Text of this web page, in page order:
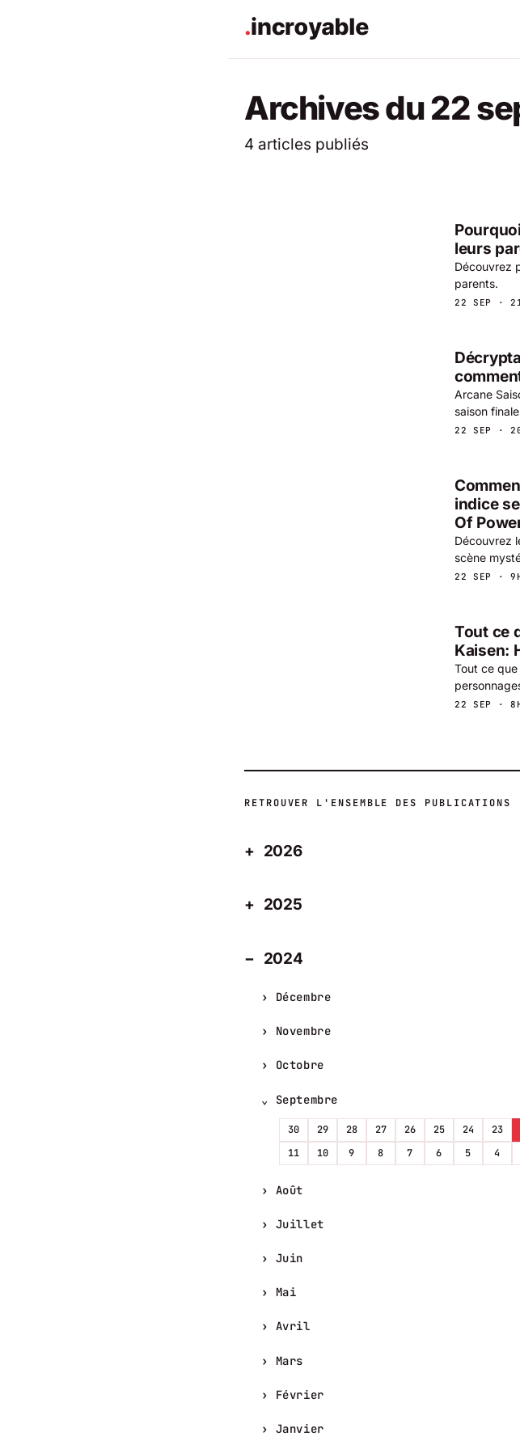
Archives du 22
4 articles publiés
leurs
Découvrez
parents.
22 SEP ·
Arcane
saison
22 SEP ·
indice
Of
Découvrez
scène
22 SEP ·
Tout ce
Kaisen:
Tout ce
22 SEP ·
RETROUVER L'ENSEMBLE DES PUBLICATIONS
2026
2025
2024
Décembre
Novembre
Octobre
Septembre
30 29 28 27 26 25 24 23
11
10 9 8 7 6 5 4
Août
Juillet
Juin
Mai
Avril
Mars
Février
Janvier